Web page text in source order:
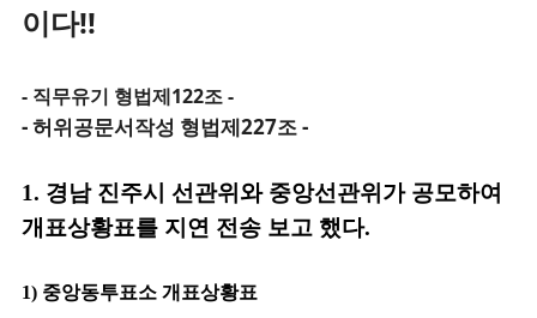
이다!!
- 직무유기 형법제122조 -
- 허위공문서작성 형법제227조 -
1. 경남 진주시 선관위와 중앙선관위가 공모하여
개표상황표를 지연 전송 보고 했다.
1) 중앙동투표소 개표상황표